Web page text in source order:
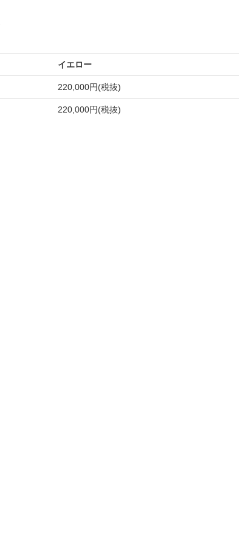
イエロー
220,000円(税抜)
220,000円(税抜)